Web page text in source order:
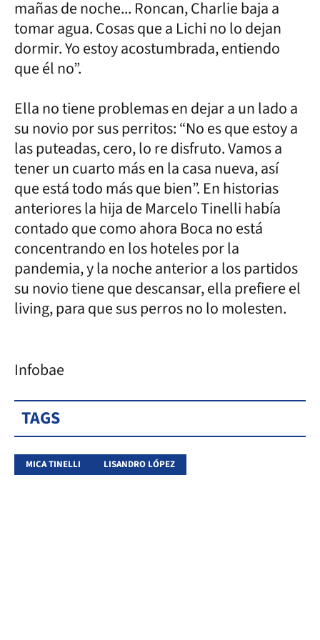
mañas de noche... Roncan, Charlie baja a
tomar agua. Cosas que a Lichi no lo dejan
dormir. Yo estoy acostumbrada, entiendo
que él no”.
Ella no tiene problemas en dejar a un lado a
su novio por sus perritos: “No es que estoy a
las puteadas, cero, lo re disfruto. Vamos a
tener un cuarto más en la casa nueva, así
que está todo más que bien”. En historias
anteriores la hija de Marcelo Tinelli había
contado que como ahora Boca no está
concentrando en los hoteles por la
pandemia, y la noche anterior a los partidos
su novio tiene que descansar, ella prefiere el
living, para que sus perros no lo molesten.
Infobae
TAGS
MICA TINELLI LISANDRO LÓPEZ